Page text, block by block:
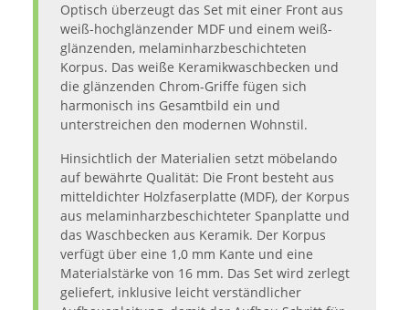
Optisch überzeugt das Set mit einer Front aus
weiß-hochglänzender MDF und einem weiß-
glänzenden, melaminharzbeschichteten
Korpus. Das weiße Keramikwaschbecken und
die glänzenden Chrom-Griffe fügen sich
harmonisch ins Gesamtbild ein und
unterstreichen den modernen Wohnstil.
Hinsichtlich der Materialien setzt möbelando
auf bewährte Qualität: Die Front besteht aus
mitteldichter Holzfaserplatte (MDF), der Korpus
aus melaminharzbeschichteter Spanplatte und
das Waschbecken aus Keramik. Der Korpus
verfügt über eine 1,0 mm Kante und eine
Materialstärke von 16 mm. Das Set wird zerlegt
geliefert, inklusive leicht verständlicher